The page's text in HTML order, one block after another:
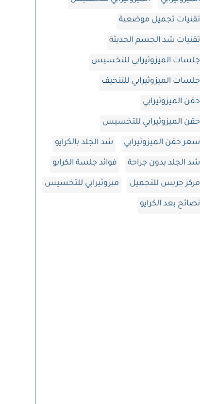
تقنيات تجميل موضعية
تقنيات شد الجسم الحديثة
جلسات الميزوثيرابي للتخسيس
جلسات الميزوثيرابي للتنحيف
حقن الميزوثيرابي
حقن الميزوثيرابي للتخسيس
سعر حقن الميزوثيرابي شد الجلد بالكرايو
شد الجلد بدون جراحة فوائد جلسة الكرايو
مركز جريس للتجميل ميزوثيرابي للتخسيس
نصائح بعد الكرايو